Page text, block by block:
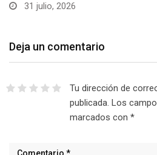
31 julio, 2026
Deja un comentario
Tu dirección de
publicada. Los
marcados con *